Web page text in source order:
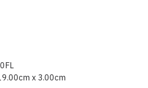
x 3.00cm